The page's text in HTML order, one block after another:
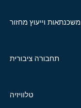
משכנתאות וייעוץ מחזור
תחבורה ציבורית
טלוויזיה